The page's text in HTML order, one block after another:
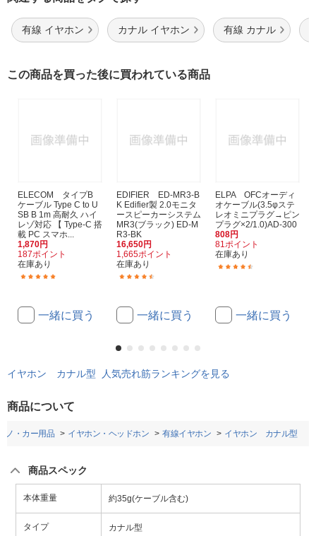
有線 イヤホン カナル イヤホン 有線 カナル
この商品を買った後に買われている商品
ELECOM タイプB
ケーブル Type C to U
SB B 1m 高耐久 ハイ
レゾ対応 【 Type-C 搭
載 PC スマホ...
1,870円
187ポイント
在庫あり
一緒に買う
EDIFIER ED-MR3-B
K Edifier製 2.0モニタ
ースピーカーシステム
MR3(ブラック) ED-M
R3-BK
16,650円
1,665ポイント
在庫あり
一緒に買う
ELPA OFCオーディ
オケーブル(3.5φステ
レオミニプラグ→ピン
プラグ×2/1.0)AD-300
808円
81ポイント
在庫あり
一緒に買う
イヤホン カナル型 人気売れ筋ランキングを見る
商品について
ノ・カー用品 イヤホン・ヘッドホン 有線イヤホン イヤホン カナル型
商品スペック
本体重量 約35g(ケーブル含む)
タイプ カナル型